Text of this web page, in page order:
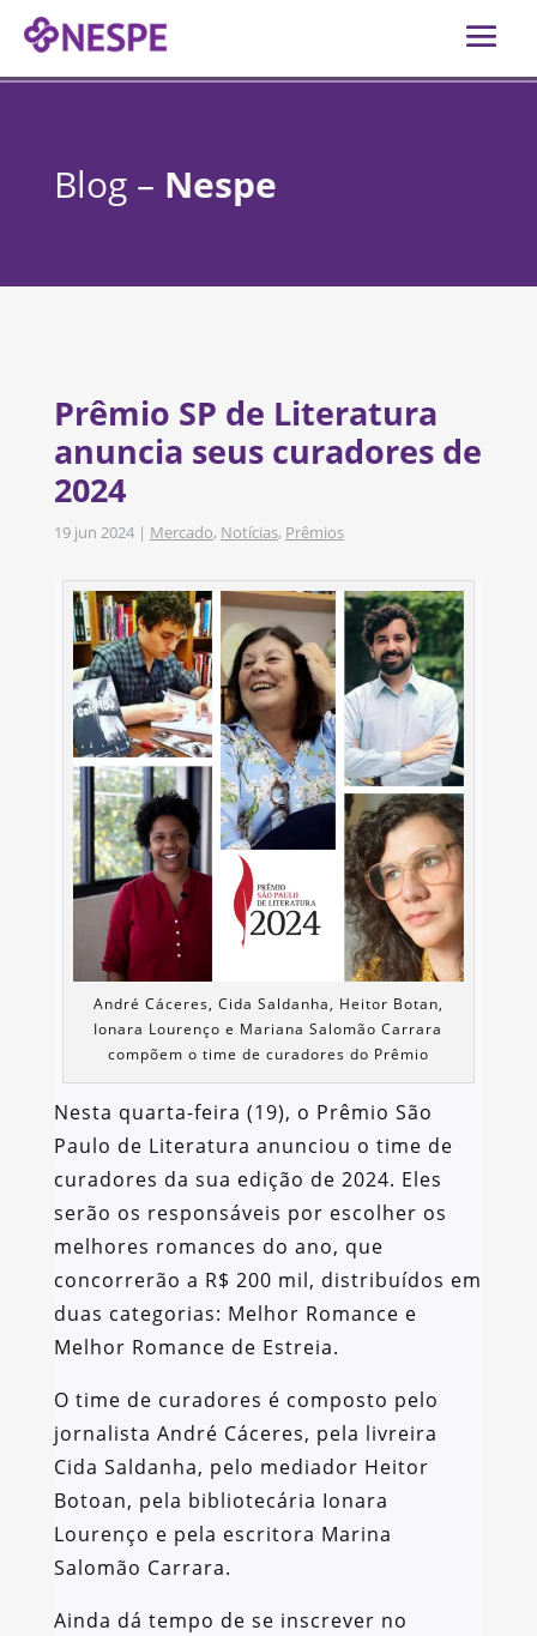
Blog – Nespe
Prêmio SP de Literatura
anuncia seus curadores de
2024
19 jun 2024| Mercado, Notícias, Prêmios
André Cáceres, Cida Saldanha, Heitor Botan,
Ionara Lourenço e Mariana Salomão Carrara
compõem o time de curadores do Prêmio
Nesta quarta-feira (19), o Prêmio São
Paulo de Literatura anunciou o time de
curadores da sua edição de 2024. Eles
serão os responsáveis por escolher os
melhores romances do ano, que
concorrerão a R$ 200 mil, distribuídos em
duas categorias: Melhor Romance e
Melhor Romance de Estreia.
O time de curadores é composto pelo
jornalista André Cáceres, pela livreira
Cida Saldanha, pelo mediador Heitor
Botoan, pela bibliotecária Ionara
Lourenço e pela escritora Marina
Salomão Carrara.
Ainda dá tempo de se inscrever no